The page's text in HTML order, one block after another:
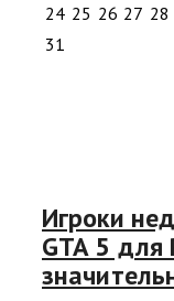
24 25 26 27 28
31
Игроки
GTA 5 для